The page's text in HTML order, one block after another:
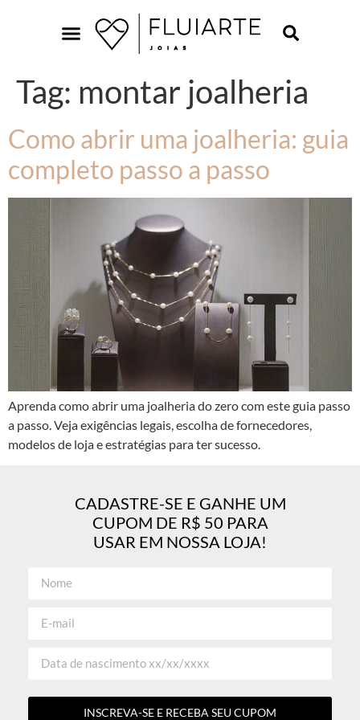
Tag: montar joalheria
Como abrir uma joalheria: guia
completo passo a passo
Aprenda como abrir uma joalheria do zero com este guia passo
a passo. Veja exigências legais, escolha de fornecedores,
modelos de loja e estratégias para ter sucesso.
CADASTRE-SE E GANHE UM
CUPOM DE R$ 50 PARA
USAR EM NOSSA LOJA!
INSCREVA-SE E RECEBA SEU CUPOM